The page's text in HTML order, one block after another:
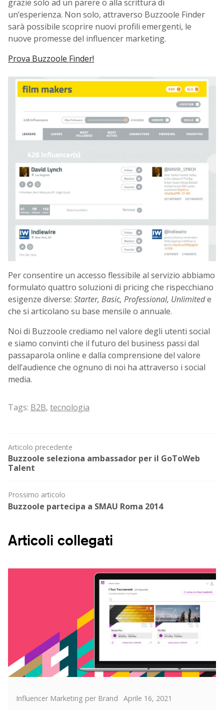
grazie solo ad un parere o alla scrittura di
un’esperienza. Non solo, attraverso Buzzoole Finder
sarà possibile scoprire nuovi profili emergenti, le
nuove promesse del influencer marketing.
Prova Buzzoole Finder!
Per consentire un accesso flessibile al servizio abbiamo
formulato quattro soluzioni di pricing che rispecchiano
esigenze diverse: Starter, Basic, Professional, Unlimitede
che si articolano su base mensile o annuale.
Noi di Buzzoole crediamo nel valore degli utenti social
e siamo convinti che il futuro del business passi dal
passaparola online e dalla comprensione del valore
dell’audience che ognuno di noi ha attraverso i social
media.
Tags: B2B, tecnologia
Post
navigation
Articolo precedente
Buzzoole seleziona ambassador per il GoToWeb
Talent
Prossimo articolo
Buzzoole partecipa a SMAU Roma 2014
Articoli collegati
Categorie
Influencer Marketing per Brand
Posted
Aprile 16, 2021